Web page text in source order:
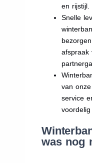
en rijstijl.
Snelle
afspraak
van
service
was nog